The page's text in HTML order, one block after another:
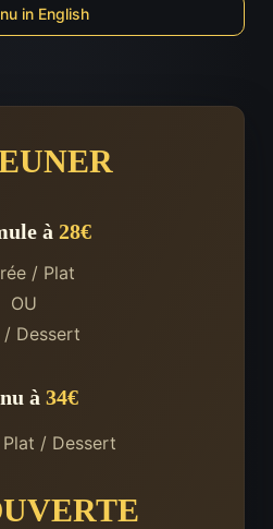
in English
à 28€
/ Plat
OU
/ Dessert
à 34€
/ Dessert